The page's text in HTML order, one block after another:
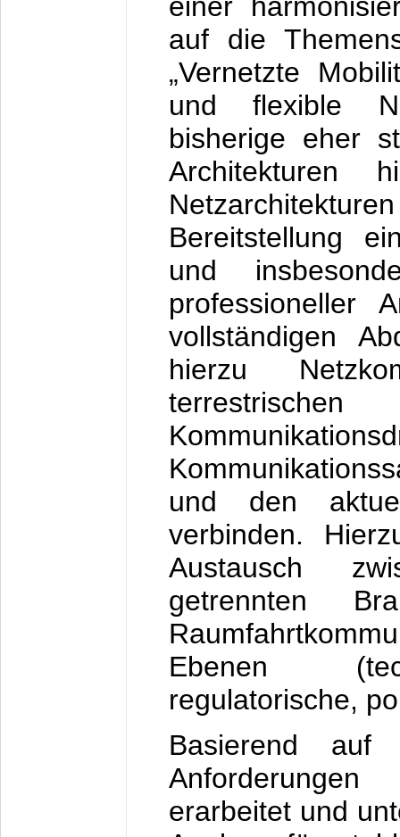
auf die
„Vernetzte
und flexible
bisherige eher
Architekturen
Bereitstellung
und
professioneller
vollständigen
hierzu
und den
verbinden.
Austausch
getrennten
Ebenen
regulatorische,
Basierend auf
Anforderungen
erarbeitet und